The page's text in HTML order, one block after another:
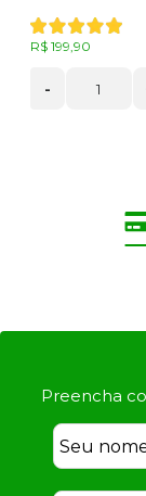
R$ 199,90
-
Preencha